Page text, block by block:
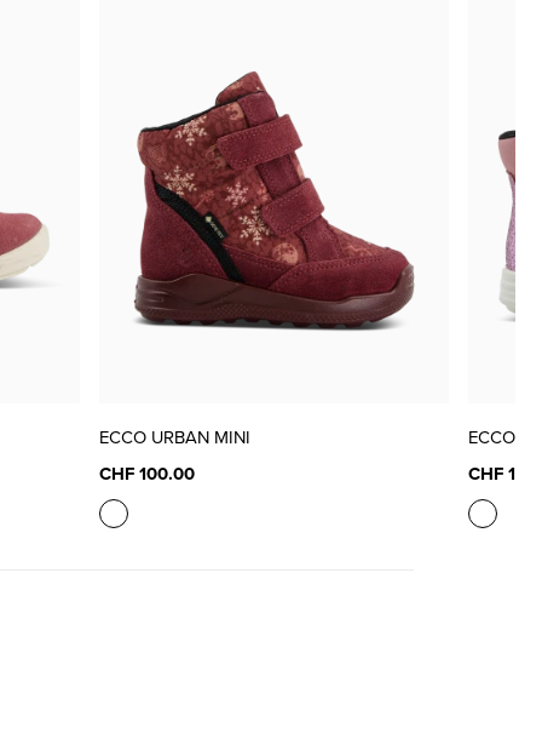
ECCO URBAN MINI
CHF 100.00
ECCO
CHF